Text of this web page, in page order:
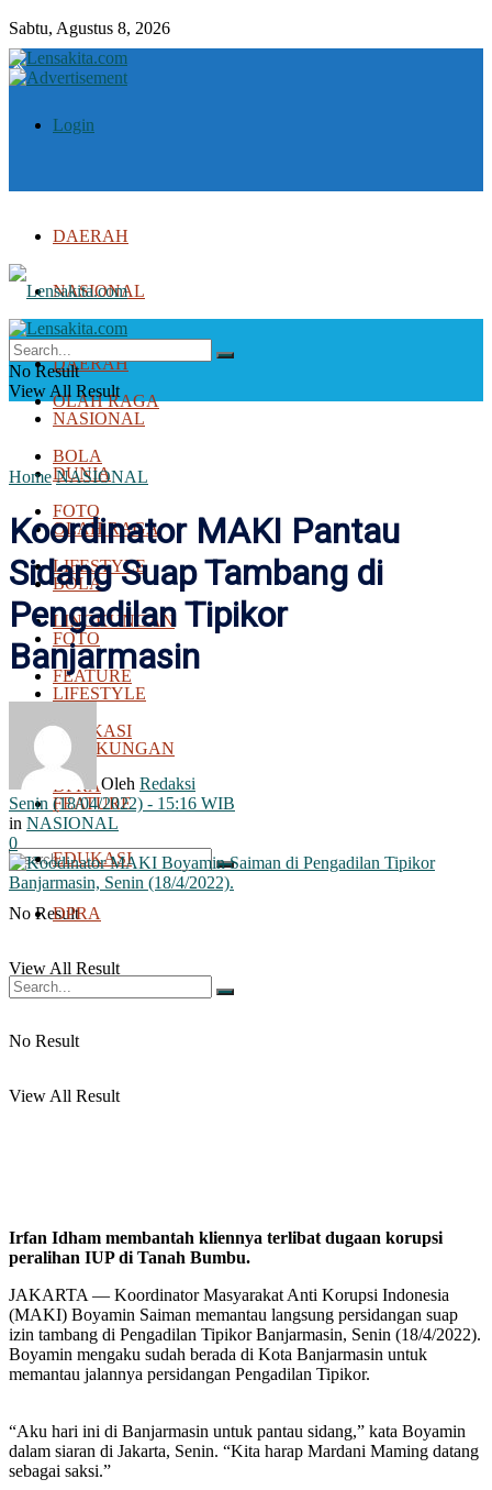
Sabtu, Agustus 8, 2026
Login
DAERAH
NASIONAL
DUNIA
OLAH RAGA
BOLA
FOTO
LIFESTYLE
LINGKUNGAN
FEATURE
EDUKASI
DPRA
No Result
View All Result
DAERAH
NASIONAL
DUNIA
OLAH RAGA
BOLA
FOTO
LIFESTYLE
LINGKUNGAN
FEATURE
EDUKASI
DPRA
No Result
View All Result
No Result
View All Result
Home NASIONAL
Koordinator MAKI Pantau
Sidang Suap Tambang di
Pengadilan Tipikor
Banjarmasin
Oleh Redaksi
Senin (18/04/2022) - 15:16 WIB
in NASIONAL
0
Irfan Idham membantah kliennya terlibat dugaan korupsi
peralihan IUP di Tanah Bumbu.
JAKARTA — Koordinator Masyarakat Anti Korupsi Indonesia
(MAKI) Boyamin Saiman memantau langsung persidangan suap
izin tambang di Pengadilan Tipikor Banjarmasin, Senin (18/4/2022).
Boyamin mengaku sudah berada di Kota Banjarmasin untuk
memantau jalannya persidangan Pengadilan Tipikor.
“Aku hari ini di Banjarmasin untuk pantau sidang,” kata Boyamin
dalam siaran di Jakarta, Senin. “Kita harap Mardani Maming datang
sebagai saksi.”